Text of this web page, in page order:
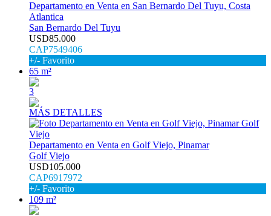
Departamento en Venta en San Bernardo Del Tuyu, Costa
Atlantica
San Bernardo Del Tuyu
USD85.000
CAP7549406
+/- Favorito
65 m²
3
MÁS DETALLES
Departamento en Venta en Golf Viejo, Pinamar
Golf Viejo
USD105.000
CAP6917972
+/- Favorito
109 m²